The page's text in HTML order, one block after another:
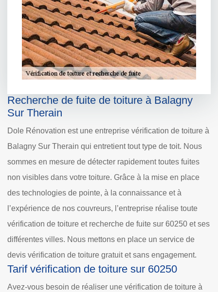
Recherche de fuite de toiture à Balagny
Sur Therain
Dole Rénovation est une entreprise vérification de toiture à
Balagny Sur Therain qui entretient tout type de toit. Nous
sommes en mesure de détecter rapidement toutes fuites
non visibles dans votre toiture. Grâce à la mise en place
des technologies de pointe, à la connaissance et à
l’expérience de nos couvreurs, l’entreprise réalise toute
vérification de toiture et recherche de fuite sur 60250 et ses
différentes villes. Nous mettons en place un service de
devis vérification de toiture gratuit et sans engagement.
Tarif vérification de toiture sur 60250
Avez-vous besoin de réaliser une vérification de toiture à